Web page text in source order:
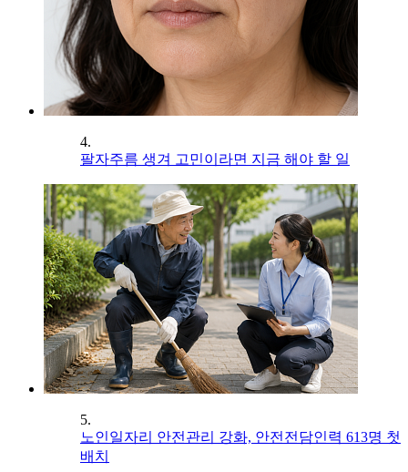
4.
팔자주름 생겨 고민이라면 지금 해야 할 일
5.
노인일자리 안전관리 강화, 안전전담인력 613명 첫
배치